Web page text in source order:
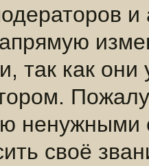
так как они
ненужными
своё